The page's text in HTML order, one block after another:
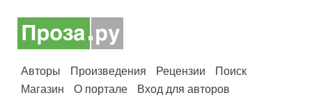
Авторы Произведения Рецензии
Поиск
Магазин
О портале Вход для авторов